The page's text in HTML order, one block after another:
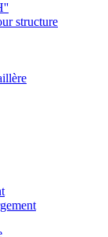
structure